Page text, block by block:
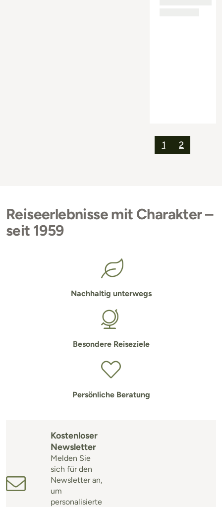
1 2
Reiseerlebnisse mit Charakter –
seit 1959
Nachhaltig unterwegs
Besondere Reiseziele
Persönliche Beratung
Kostenloser
Newsletter
Melden Sie
sich für den
Newsletter an,
um
personalisierte